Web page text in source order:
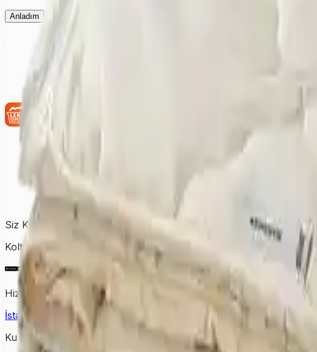
Anladım
Siz Kirletin, Biz Temizleyelim!
Koltuktan halıya, perdeden yatağa kadar tüm temizlik
Hizmet Verdiğimiz Bölgeler
İstanbul Halı YıkamaAnkara Halı Yıkama Samsun Halı Yıkama
Kurumsal